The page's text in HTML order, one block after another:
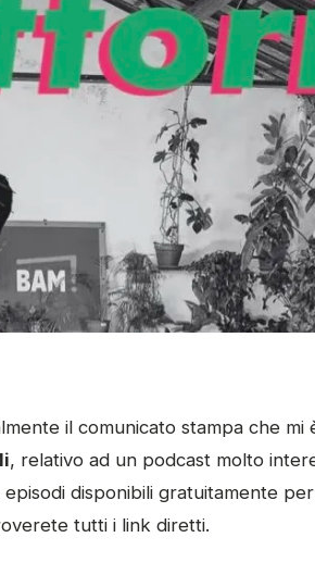
il comunicato stampa che mi
, relativo ad un podcast molto
disponibili gratuitamente per
tutti i link diretti.